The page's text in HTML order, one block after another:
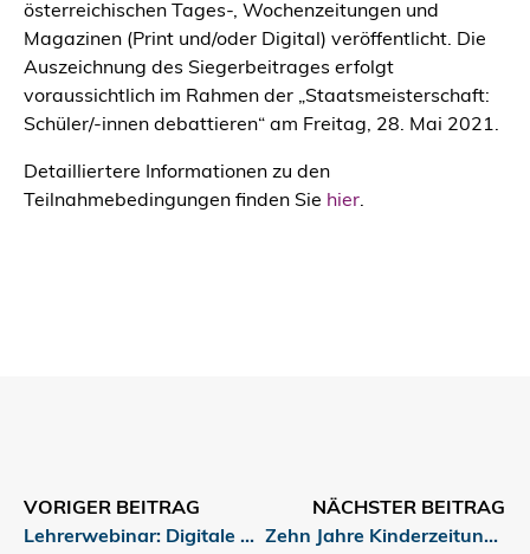
österreichischen Tages-, Wochenzeitungen und
Magazinen (Print und/oder Digital) veröffentlicht. Die
Auszeichnung des Siegerbeitrages erfolgt
voraussichtlich im Rahmen der „Staatsmeisterschaft:
Schüler/-innen debattieren“ am Freitag, 28. Mai 2021.
Detailliertere Informationen zu den
Teilnahmebedingungen finden Sie hier.
VORIGER BEITRAG
Lehrerwebinar: Digitale Mediengestaltung im Unterricht
NÄCHSTER BEITRAG
Zehn Jahre Kinderzeitung: MISCHA gratuliert